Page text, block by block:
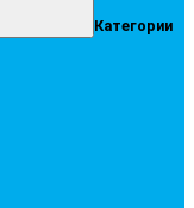
Категории